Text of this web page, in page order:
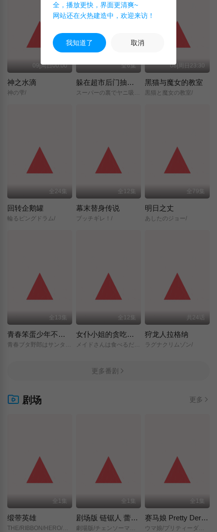
09|周日00:00
神之水滴
神の雫/
全6集
躲在超市后门抽烟的两人
スーパーの裏でヤニ吸うふたり/
08|周日23:30
黑猫与魔女的教室
黒猫と魔女の教室/
全24集
回转企鹅罐
輪るピングドラム/
全12集
幕末替身传说
ブッチギレ！/
全79集
明日之丈
あしたのジョー/
全13集
青春笨蛋少年不做圣诞服女郎的梦
全12集
女仆小姐的贪吃日常
メイドさんは食べるだけ/
共24话
狩龙人拉格纳
ラグナクリムゾン/
更多番剧
剧场 更多
全1集
缎带英雄
全1集
剧场版 链锯人 蕾塞篇(正式版)
全1集
赛马娘 Pretty Derby 新时代之门
全，播放更快，界面更清爽~
网站还在火热建造中，欢迎来访！
我知道了 取消